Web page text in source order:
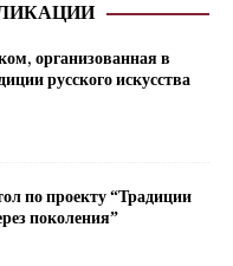
организованная в
русского искусства
по проекту “Традиции
поколения”